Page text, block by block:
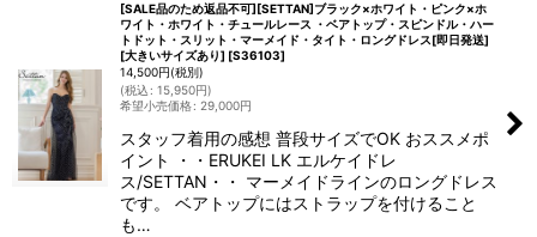
[SALE品のため返品不可][SETTAN]ブラック×ホワイト・ピンク×ホ
ワイト・ホワイト・チュールレース ・ベアトップ・スピンドル・ハー
トドット・スリット・マーメイド・タイト・ロングドレス[即日発送]
[大きいサイズあり] [S36103]
14,500円(税別)
(税込: 15,950円)
希望小売価格: 29,000円
スタッフ着用の感想 普段サイズでOK おススメポ
イント ・・ERUKEI LK エルケイドレ
ス/SETTAN・・ マーメイドラインのロングドレス
です。 ベアトップにはストラップを付けること
も…